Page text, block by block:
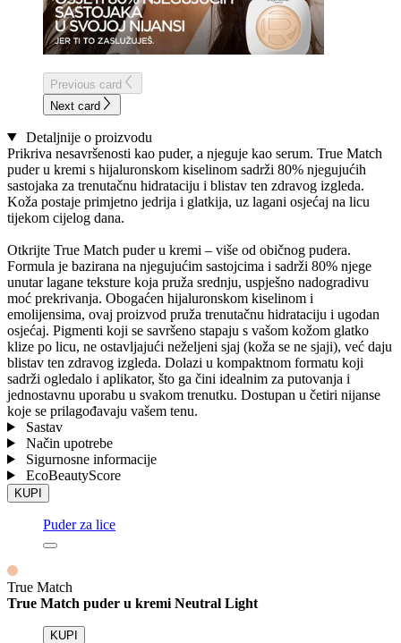
Previous card
Next card
Detaljnije o proizvodu
Prikriva nesavršenosti kao puder, a njeguje kao serum. True Match
puder u kremi s hijaluronskom kiselinom sadrži 80% njegujućih
sastojaka za trenutačnu hidrataciju i blistav ten zdravog izgleda.
Koža postaje primjetno jedrija i glatkija, uz lagani osjećaj na licu
tijekom cijelog dana.
Otkrijte True Match puder u kremi – više od običnog pudera.
Formula je bazirana na njegujućim sastojcima i sadrži 80% njege
unutar lagane teksture koja pruža srednju, uspješno nadogradivu
moć prekrivanja. Obogaćen hijaluronskom kiselinom i
emolijensima, ovaj proizvod pruža trenutačnu hidrataciju i ugodan
osjećaj. Pigmenti koji se savršeno stapaju s vašom kožom glatko
klize po licu, ne ostavljajući neželjeni sjaj (koža se ne sjaji), već daju
blistav ten zdravog izgleda. Dolazi u kompaktnom formatu koji
sadrži ogledalo i aplikator, što ga čini idealnim za putovanja i
jednostavnu uporabu u svakom trenutku. Dostupan u četiri nijanse
koje se prilagođavaju vašem tenu.
Sastav
Način upotrebe
Sigurnosne informacije
EcoBeautyScore
KUPI
Puder za lice
True Match
True Match puder u kremi Neutral Light
KUPI